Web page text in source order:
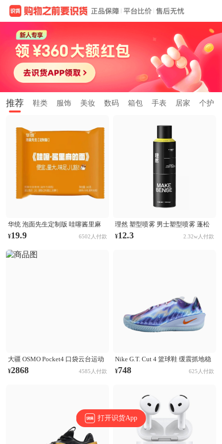
推荐 鞋类 服饰 美妆 数码 箱包 手表 居家 个护
华统 泡面先生定制版 哇噻酱里麻
的面 袋装
¥19.9 6502人付款
理然 塑型喷雾 男士塑型喷雾 蓬松
清爽自然持久立挺造型 木质香
¥12.3 2.32w人付款
大疆 OSMO Pocket4 口袋云台运动
相机 Activetrack 7.0智能跟随 14档
¥2868 4585人付款
Nike G.T. Cut 4 篮球鞋 缓震抓地稳
定抗扭支撑回弹 CHBL/黑色/醒目
¥748 625人付款
打开识货App